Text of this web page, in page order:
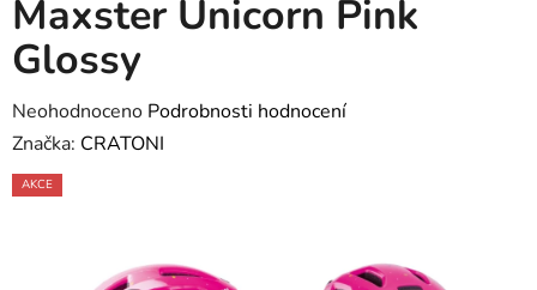
Maxster Unicorn Pink
Glossy
Průměrné
hodnocení
produktu
Neohodnoceno Podrobnosti hodnocení
Značka: CRATONI
AKCE